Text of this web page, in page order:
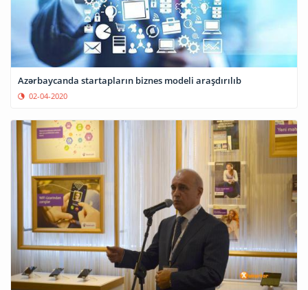
Azərbaycanda startapların biznes modeli araşdırılıb
02-04-2020